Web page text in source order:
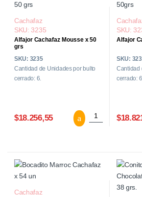
Cachafaz
SKU: 3235
Alfajor Cachafaz Mousse x 50
grs
SKU: 3235
Cantidad de Unidades por bulto
cerrado: 6.
$18.256,55 Alfajor
SKU:
Alfajor
SKU:
Cantidad
cerrado: 6.
Cachafaz